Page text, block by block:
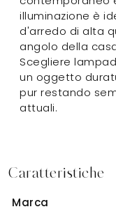
illuminazione è
d'arredo di alta
angolo della
Scegliere
un oggetto
pur restando
attuali.
Caratteristiche
Marca